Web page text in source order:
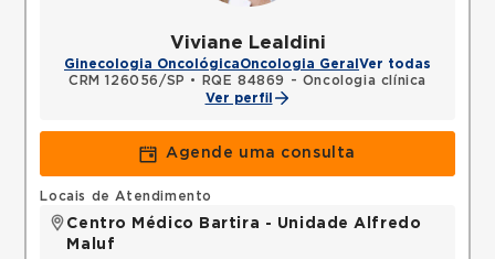
Viviane Lealdini
Ginecologia OncológicaOncologia Geral Ver todas
CRM 126056/SP •
RQE 84869 - Oncologia clínica
Ver perfil
Agende uma consulta
Locais de Atendimento
Centro Médico Bartira - Unidade Alfredo
Maluf